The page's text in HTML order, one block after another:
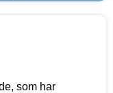
som har